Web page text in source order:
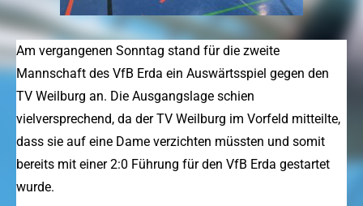
Am vergangenen Sonntag stand für die zweite
Mannschaft des VfB Erda ein Auswärtsspiel gegen den
TV Weilburg an. Die Ausgangslage schien
vielversprechend, da der TV Weilburg im Vorfeld mitteilte,
dass sie auf eine Dame verzichten müssten und somit
bereits mit einer 2:0 Führung für den VfB Erda gestartet
wurde.